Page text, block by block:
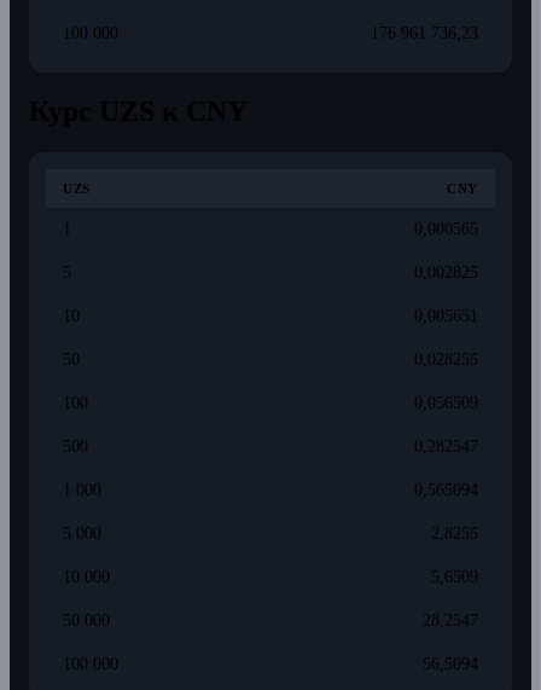
100 000 176 961 736,23
UZS CNY
0,000565
5 0,002825
10 0,005651
50 0,028255
100 0,056509
500 0,282547
1 000 0,565094
5 000 2,8255
10 000 5,6509
50 000 28,2547
100 000 56,5094